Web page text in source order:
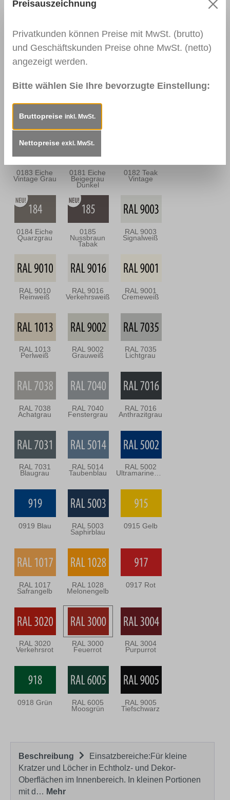
Nussbaum
Antik
Nussbraun
Palisander
Dunkel
Mahagoni Hell
0163
Mahagoni
0157
Mooreiche
0183 Eiche
Vintage Grau
0181 Eiche
Beigegrau
Dunkel
0182 Teak
Vintage
0184 Eiche
Quarzgrau
0185
Nussbraun
Tabak
RAL 9003
Signalweiß
RAL 9010
Reinweiß
RAL 9016
Verkehrsweiß
RAL 9001
Cremeweiß
RAL 1013
Perlweiß
RAL 9002
Grauweiß
RAL 7035
Lichtgrau
RAL 7038
Achatgrau
RAL 7040
Fenstergrau
RAL 7016
Anthrazitgrau
RAL 7031
Blaugrau
RAL 5014
Taubenblau
RAL 5002
Ultramarineblau
0919 Blau RAL 5003
Saphirblau
0915 Gelb
RAL 1017
Safrangelb
RAL 1028
Melonengelb
0917 Rot
RAL 3020
Verkehrsrot
RAL 3000
Feuerrot
RAL 3004
Purpurrot
0918 Grün RAL 6005
Moosgrün
RAL 9005
Tiefschwarz
Beschreibung
Einsatzbereiche:Für kleine
Kratzer und Löcher in Echtholz- und Dekor-
Oberflächen im Innenbereich. In kleinen Portionen
mit d… Mehr
Preisauszeichnung
Privatkunden können Preise mit MwSt. (brutto)
und Geschäftskunden Preise ohne MwSt. (netto)
angezeigt werden.
Bitte wählen Sie Ihre bevorzugte Einstellung:
Bruttopreise inkl. MwSt.
Nettopreise exkl. MwSt.